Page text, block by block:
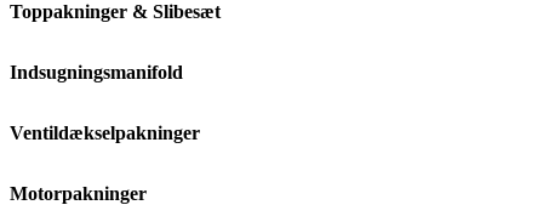
Toppakninger & Slibesæt
Indsugningsmanifold
Ventildækselpakninger
Motorpakninger